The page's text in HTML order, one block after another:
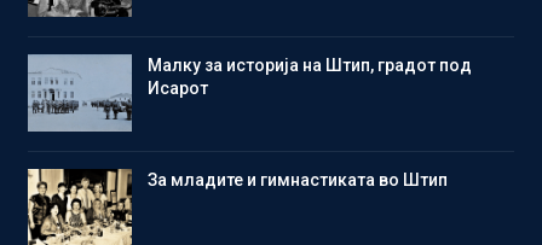
Малку за историја на Штип, градот под
Исарот
Зa младите и гимнастиката во Штип